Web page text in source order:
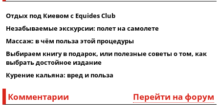
Отдых под Киевом с Equides Club
Незабываемые экскурсии: полет на самолете
Массаж: в чём польза этой процедуры
Выбираем книгу в подарок, или полезные советы о том, как
выбрать достойное издание
Курение кальяна: вред и польза
Перейти на форум
Комментарии